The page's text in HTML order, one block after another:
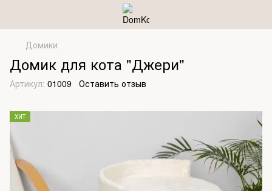
Домики
Домик для кота "Джери"
Артикул: 01009 Оставить отзыв
ХИТ